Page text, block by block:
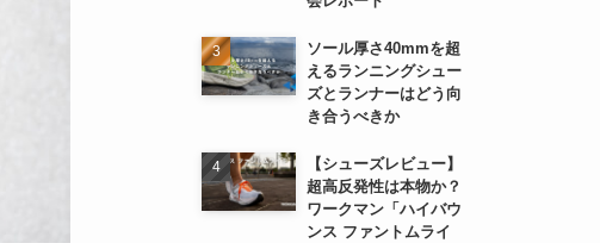
ソール厚さ40mmを超
えるランニングシュー
ズとランナーはどう向
き合うべきか
【シューズレビュー】
超高反発性は本物か？
ワークマン「ハイバウ
ンス ファントムライ